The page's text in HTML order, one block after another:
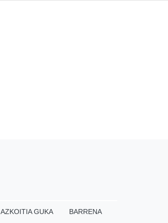
AZKOITIA GUKA
BARRENA